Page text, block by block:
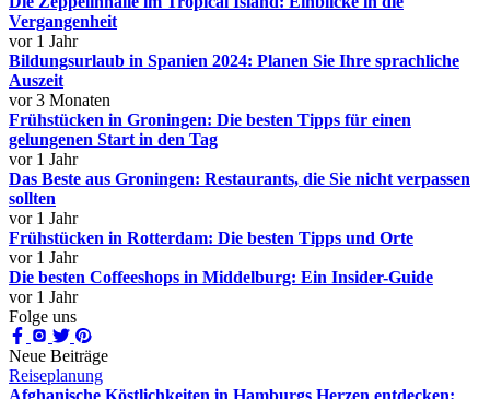
Vergangenheit
vor 1 Jahr
Bildungsurlaub in Spanien 2024: Planen Sie Ihre sprachliche
Auszeit
vor 3 Monaten
Frühstücken in Groningen: Die besten Tipps für einen
gelungenen Start in den Tag
vor 1 Jahr
Das Beste aus Groningen: Restaurants, die Sie nicht verpassen
sollten
vor 1 Jahr
Frühstücken in Rotterdam: Die besten Tipps und Orte
vor 1 Jahr
Die besten Coffeeshops in Middelburg: Ein Insider-Guide
vor 1 Jahr
Folge uns
Neue Beiträge
Reiseplanung
Afghanische Köstlichkeiten in Hamburgs Herzen entdecken: